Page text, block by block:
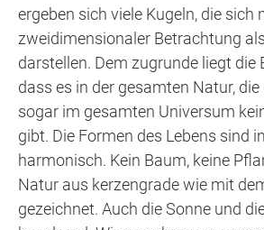
ergeben sich viele Kugeln, die sich
zweidimensionaler Betrachtung
darstellen. Dem zugrunde liegt die
dass es in der gesamten Natur,
sogar im gesamten Universum
gibt. Die Formen des Lebens sind
harmonisch. Kein Baum, keine
Natur aus kerzengrade wie mit
gezeichnet. Auch die Sonne und